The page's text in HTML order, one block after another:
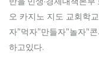
오 카지노 지도 교회학
자’‘먹자’‘만들자’‘놀자
하고있다.